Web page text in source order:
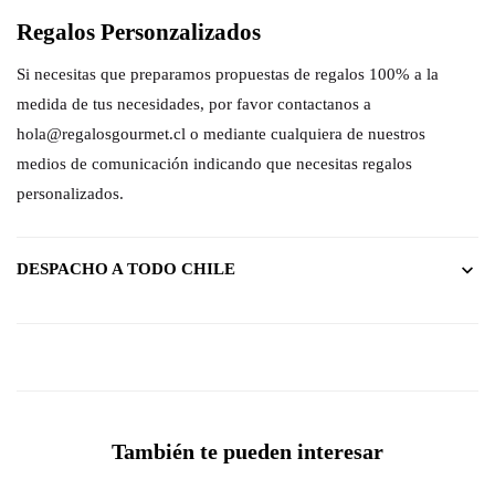
Regalos Personzalizados
Si necesitas que preparamos propuestas de regalos 100% a la
medida de tus necesidades, por favor contactanos a
hola@regalosgourmet.cl o mediante cualquiera de nuestros
medios de comunicación indicando que necesitas regalos
personalizados.
DESPACHO A TODO CHILE
También te pueden interesar